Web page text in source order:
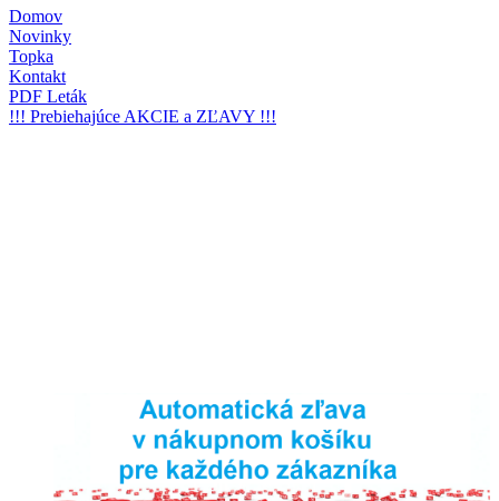
Domov
Novinky
Topka
Kontakt
PDF Leták
!!! Prebiehajúce AKCIE a ZĽAVY !!!